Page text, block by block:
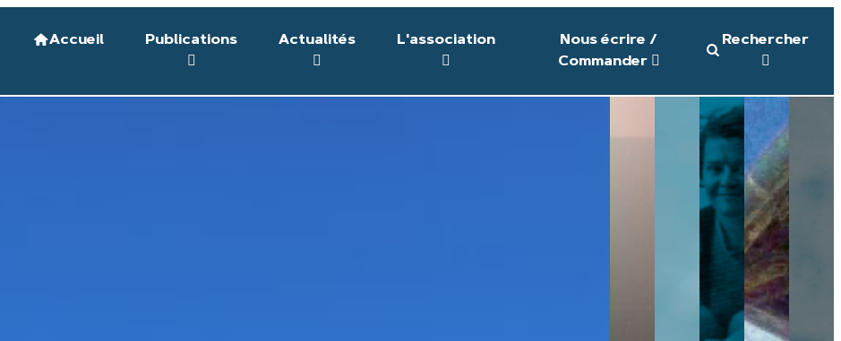
Accueil Publications Actualités L'association
Nous écrire /
Commander
Rechercher